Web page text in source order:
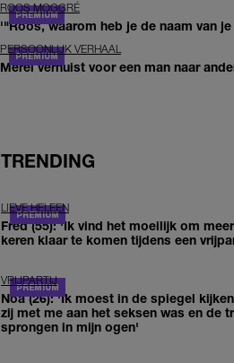
ROOS MOGGRÉ
'"Roos, waarom heb je de naam van
PERSOONLIJK VERHAAL
Merel verhuist voor een man naar
TRENDING
LIEVE HELEEN
Fred (55): 'Ik vind het moeilijk om
keren klaar te komen tijdens een
VRIJPARTIJ
Noa (26): 'Ik moest in de spiegel
zij met me aan het seksen was en de
sprongen in mijn ogen'